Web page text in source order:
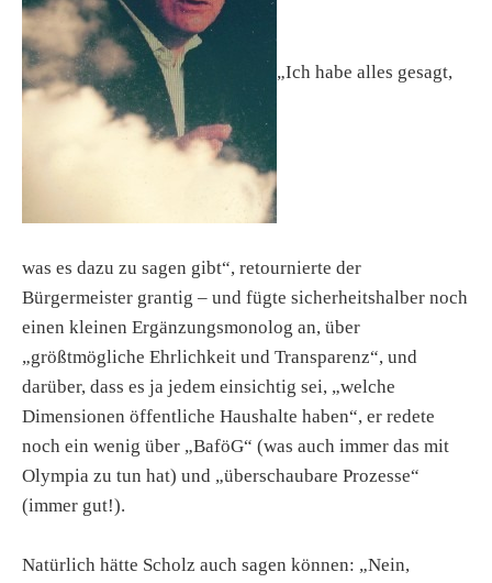
„Ich habe alles gesagt,
was es dazu zu sagen gibt“, retournierte der
Bürgermeister grantig – und fügte sicherheitshalber noch
einen kleinen Ergänzungsmonolog an, über
„größtmögliche Ehrlichkeit und Transparenz“, und
darüber, dass es ja jedem einsichtig sei, „welche
Dimensionen öffentliche Haushalte haben“, er redete
noch ein wenig über „BaföG“ (was auch immer das mit
Olympia zu tun hat) und „überschaubare Prozesse“
(immer gut!).
Natürlich hätte Scholz auch sagen können: „Nein,